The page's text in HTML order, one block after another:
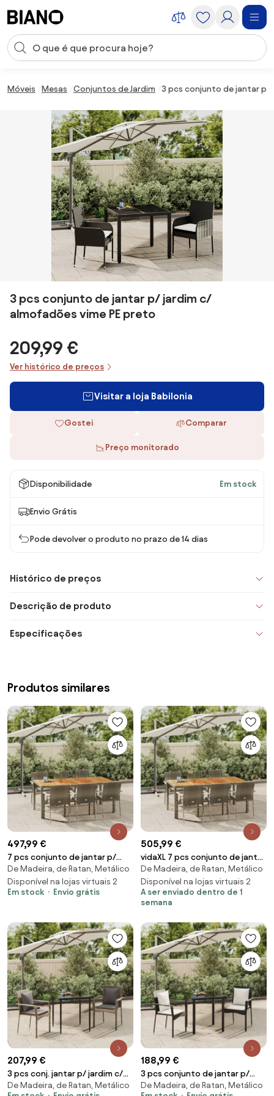
Entrada de pesquisa
Móveis Mesas Conjuntos de Jardim 3 pcs conjunto de jantar p/
3 pcs conjunto de jantar p/ jardim c/
almofadões vime PE preto
209,99 €
Ver histórico de preços
Visitar a loja Babilonia
Gostei Comparar
Preço monitorado
Disponibilidade Em stock
Envio Grátis
Pode devolver o produto no prazo de 14 dias
Histórico de preços
Descrição de produto
Especificações
Produtos similares
497,99 €
7 pcs conjunto de jantar p/
jardim c/ almofadões vime PE
cinza
De Madeira, de Ratan, Metálico
Disponível na lojas virtuais 2
Em stock
Envio grátis
505,99 €
vidaXL 7 pcs conjunto de jantar
p/ jardim c/ almofadões vime PE
cinza
De Madeira, de Ratan, Metálico
Disponível na lojas virtuais 2
A ser enviado dentro de 1
semana
207,99 €
3 pcs conj. jantar p/ jardim c/
almofadões vime PE
De Madeira, de Ratan, Metálico
188,99 €
3 pcs conjunto de jantar p/
jardim c/ almofadões vime PE
De Madeira, de Ratan, Metálico